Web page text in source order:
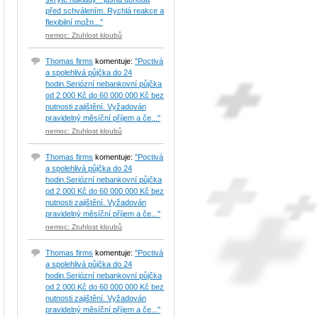
před schválením. Rychlá reakce a
flexibilní možn..."
nemoc: Ztuhlost kloubů
Thomas firms komentuje: "Poctivá
a spolehlivá půjčka do 24
hodin.Seriózní nebankovní půjčka
od 2 000 Kč do 60 000 000 Kč bez
nutnosti zajištění. Vyžadován
pravidelný měsíční příjem a če..."
nemoc: Ztuhlost kloubů
Thomas firms komentuje: "Poctivá
a spolehlivá půjčka do 24
hodin.Seriózní nebankovní půjčka
od 2 000 Kč do 60 000 000 Kč bez
nutnosti zajištění. Vyžadován
pravidelný měsíční příjem a če..."
nemoc: Ztuhlost kloubů
Thomas firms komentuje: "Poctivá
a spolehlivá půjčka do 24
hodin.Seriózní nebankovní půjčka
od 2 000 Kč do 60 000 000 Kč bez
nutnosti zajištění. Vyžadován
pravidelný měsíční příjem a če..."